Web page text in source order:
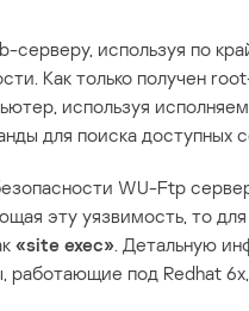
серверу, используя по
Как только получен
используя
для поиска доступных
WU-Ftp
эту уязвимость, то
«site exec». Детальную
работающие под Redhat